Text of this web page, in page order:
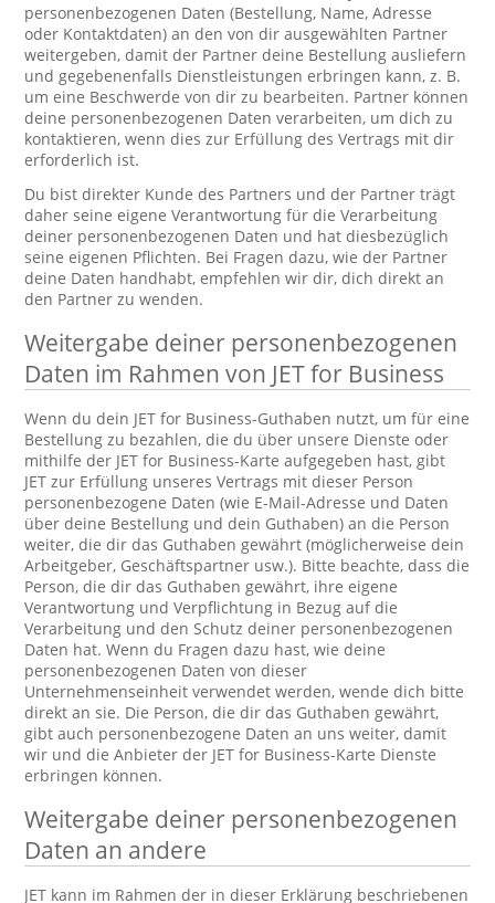
personenbezogenen Daten (Bestellung, Name, Adresse
oder Kontaktdaten) an den von dir ausgewählten Partner
weitergeben, damit der Partner deine Bestellung ausliefern
und gegebenenfalls Dienstleistungen erbringen kann, z. B.
um eine Beschwerde von dir zu bearbeiten. Partner können
deine personenbezogenen Daten verarbeiten, um dich zu
kontaktieren, wenn dies zur Erfüllung des Vertrags mit dir
erforderlich ist.
Du bist direkter Kunde des Partners und der Partner trägt
daher seine eigene Verantwortung für die Verarbeitung
deiner personenbezogenen Daten und hat diesbezüglich
seine eigenen Pflichten. Bei Fragen dazu, wie der Partner
deine Daten handhabt, empfehlen wir dir, dich direkt an
den Partner zu wenden.
Weitergabe deiner personenbezogenen
Daten im Rahmen von JET for Business
Wenn du dein JET for Business-Guthaben nutzt, um für eine
Bestellung zu bezahlen, die du über unsere Dienste oder
mithilfe der JET for Business-Karte aufgegeben hast, gibt
JET zur Erfüllung unseres Vertrags mit dieser Person
personenbezogene Daten (wie E-Mail-Adresse und Daten
über deine Bestellung und dein Guthaben) an die Person
weiter, die dir das Guthaben gewährt (möglicherweise dein
Arbeitgeber, Geschäftspartner usw.). Bitte beachte, dass die
Person, die dir das Guthaben gewährt, ihre eigene
Verantwortung und Verpflichtung in Bezug auf die
Verarbeitung und den Schutz deiner personenbezogenen
Daten hat. Wenn du Fragen dazu hast, wie deine
personenbezogenen Daten von dieser
Unternehmenseinheit verwendet werden, wende dich bitte
direkt an sie. Die Person, die dir das Guthaben gewährt,
gibt auch personenbezogene Daten an uns weiter, damit
wir und die Anbieter der JET for Business-Karte Dienste
erbringen können.
Weitergabe deiner personenbezogenen
Daten an andere
JET kann im Rahmen der in dieser Erklärung beschriebenen